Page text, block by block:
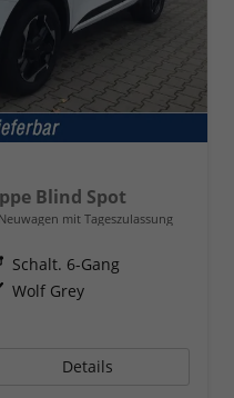
Blind Spot
Neuwagen mit Tageszulassung
Schalt. 6-Gang
Wolf Grey
Details